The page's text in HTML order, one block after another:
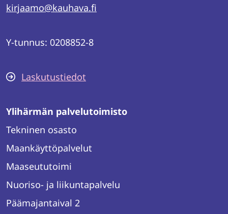
kirjaamo@kauhava.fi
Y-tunnus: 0208852-8
Laskutustiedot
Ylihärmän palvelutoimisto
Tekninen osasto
Maankäyttöpalvelut
Maaseututoimi
Nuoriso- ja liikuntapalvelu
Päämajantaival 2